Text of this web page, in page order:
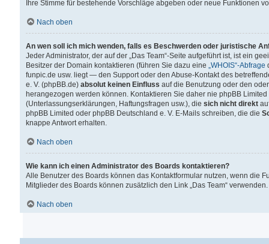
Ihre Stimme für bestehende Vorschläge abgeben oder neue Funktionen
Nach oben
An wen soll ich mich wenden, falls es Beschwerden oder juristische
Jeder Administrator, der auf der „Das Team“-Seite aufgeführt ist, ist ein
Besitzer der Domain kontaktieren (führen Sie dazu eine „WHOIS“-Abfrage
funpic.de usw. liegt — den Support oder den Abuse-Kontakt des
e. V. (phpBB.de) absolut keinen Einfluss auf die Benutzung oder den
herangezogen werden können. Kontaktieren Sie daher nie phpBB
(Unterlassungserklärungen, Haftungsfragen usw.), die sich nicht direkt
phpBB Limited oder phpBB Deutschland e. V. E-Mails schreiben, die die
knappe Antwort erhalten.
Nach oben
Wie kann ich einen Administrator des Boards kontaktieren?
Alle Benutzer des Boards können das Kontaktformular nutzen, wenn die
Mitglieder des Boards können zusätzlich den Link „Das Team“ verwenden.
Nach oben